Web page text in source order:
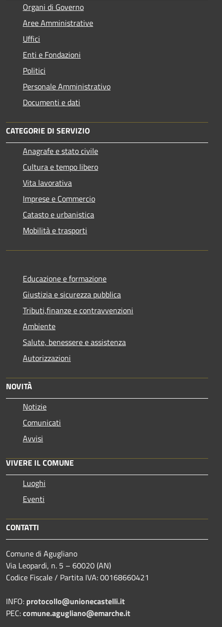
Organi di Governo
Aree Amministrative
Uffici
Enti e Fondazioni
Politici
Personale Amministrativo
Documenti e dati
CATEGORIE DI SERVIZIO
Anagrafe e stato civile
Cultura e tempo libero
Vita lavorativa
Imprese e Commercio
Catasto e urbanistica
Mobilità e trasporti
Educazione e formazione
Giustizia e sicurezza pubblica
Tributi,finanze e contravvenzioni
Ambiente
Salute, benessere e assistenza
Autorizzazioni
NOVITÀ
Notizie
Comunicati
Avvisi
VIVERE IL COMUNE
Luoghi
Eventi
CONTATTI
Comune di Agugliano
Via Leopardi, n. 5 – 60020 (AN)
Codice Fiscale / Partita IVA: 00168660421
INFO: protocollo@unionecastelli.it
PEC:comune.agugliano@emarche.it